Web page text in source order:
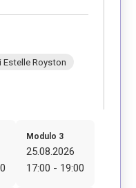
Estelle Royston
Modulo 3
25.08.2026
17:00 - 19:00